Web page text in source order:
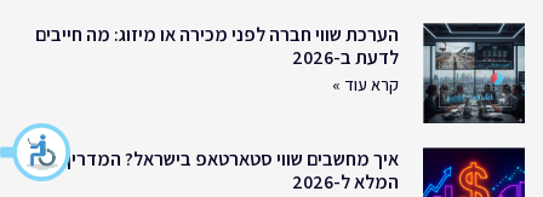
הערכת שווי חברה לפני מכירה או מיזוג: מה חייבים
לדעת ב-2026
קרא עוד »
איך מחשבים שווי סטארטאפ בישראל? המדריך
המלא ל-2026